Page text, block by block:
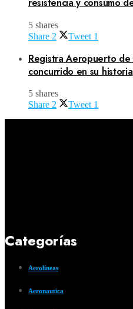
resistencia y consumo
5 shares
Share 2 Tweet 1
Registra Aeropuerto
concurrido en su historia
5 shares
Share 2 Tweet 1
Categorías
Aerolíneas
Aeronautica